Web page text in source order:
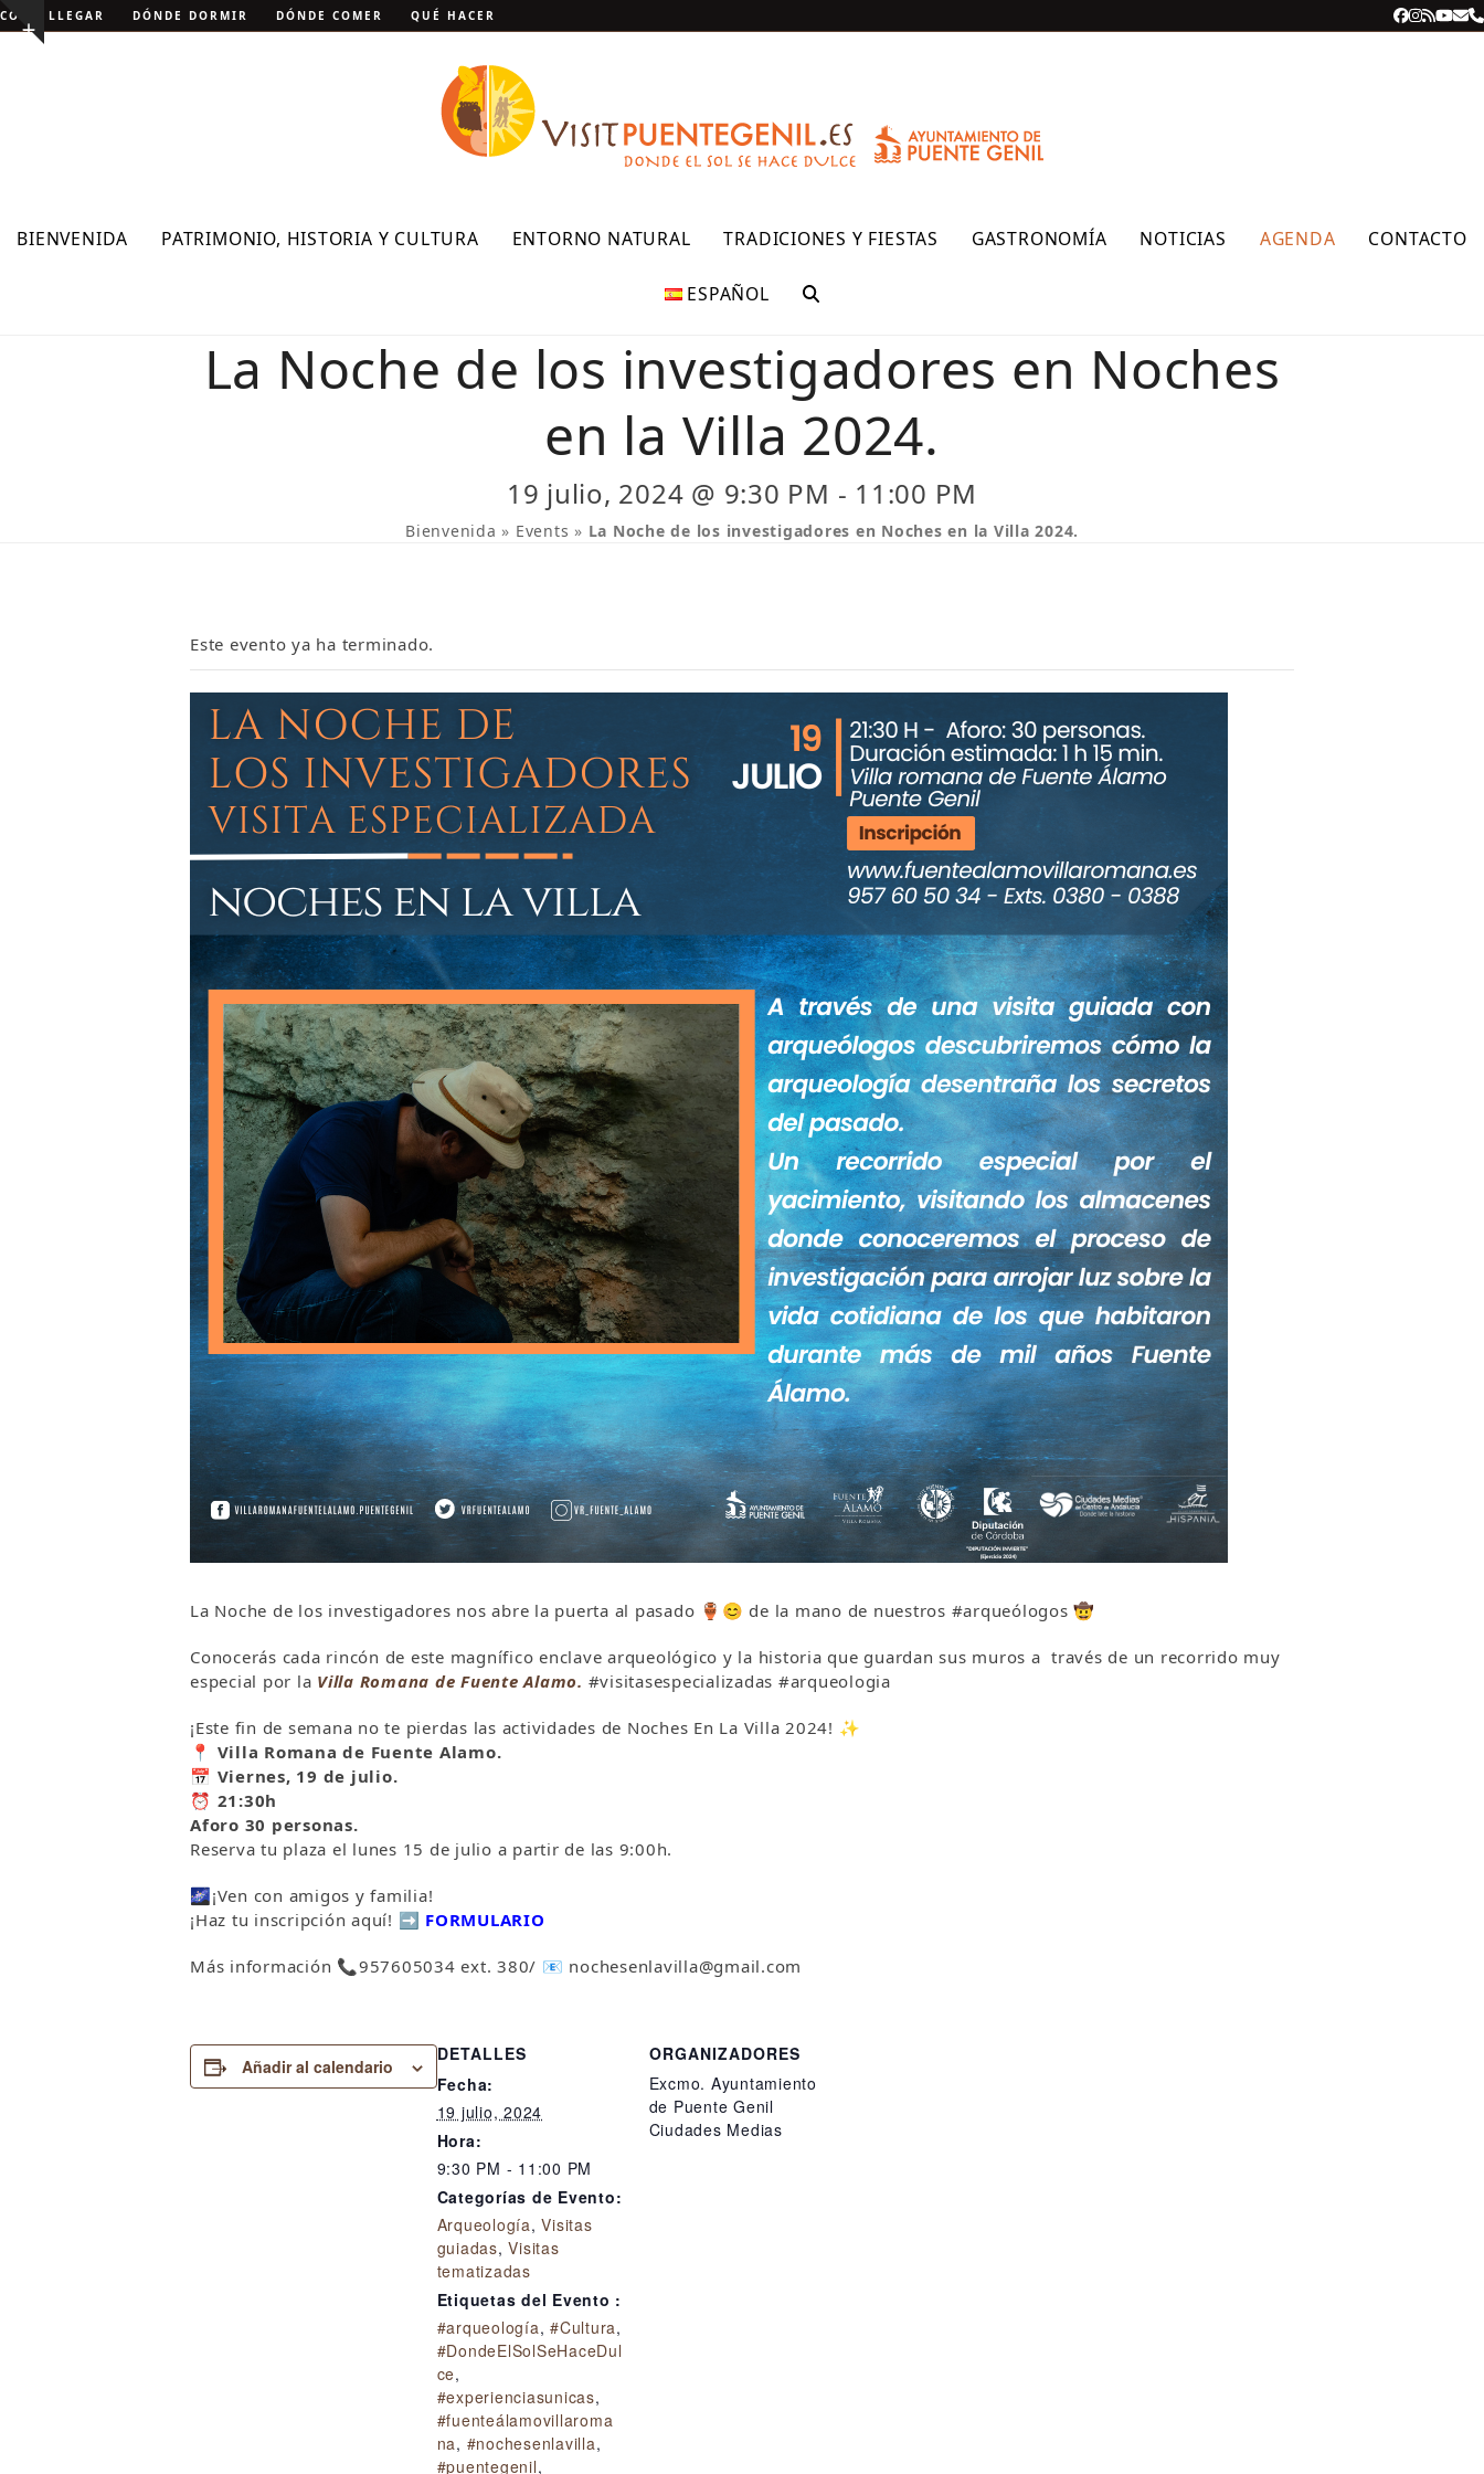
Skip
to Show
CÓMO LLEGAR DÓNDE DORMIR DÓNDE COMER QUÉ HACER Facebook
RSS
BIENVENIDA PATRIMONIO, HISTORIA Y CULTURA ENTORNO NATURAL TRADICIONES Y FIESTAS GASTRONOMÍA NOTICIAS AGENDA CONTACTO
ESPAÑOL
La Noche de los investigadores en Noches
en la Villa 2024.
19 julio, 2024 @ 9:30 PM - 11:00 PM
Bienvenida » Events » La Noche de los investigadores en Noches en la Villa 2024.
Este evento ya ha terminado.
La Noche de los investigadores nos abre la puerta al pasado 🏺 😊 de la mano de nuestros #arqueólogos 🤠
Conocerás cada rincón de este magnífico enclave arqueológico y la historia que guardan sus muros a través de un recorrido muy
especial por la Villa Romana de Fuente Alamo. #visitasespecializadas #arqueologia
¡Este fin de semana no te pierdas las actividades de Noches En La Villa 2024! ✨
📍 Villa Romana de Fuente Alamo.
📅 Viernes, 19 de julio.
⏰ 21:30h
Aforo 30 personas.
Reserva tu plaza el lunes 15 de julio a partir de las 9:00h.
🌌¡Ven con amigos y familia!
¡Haz tu inscripción aquí! ➡️ FORMULARIO
Más ℹ️nformación 📞957605034 ext. 380/ 📧 nochesenlavilla@gmail.com
Añadir al calendario
DETALLES
Fecha:
19 julio, 2024
Hora:
9:30 PM - 11:00 PM
Categorías de Evento:
Arqueología,Visitas
guiadas,Visitas
tematizadas
Etiquetas del Evento :
#arqueología, #Cultura,
#DondeElSolSeHaceDul
ce,
#experienciasunicas,
#fuenteálamovillaroma
na, #nochesenlavilla,
#puentegenil,
ORGANIZADORES
Excmo. Ayuntamiento
de Puente Genil
Ciudades Medias